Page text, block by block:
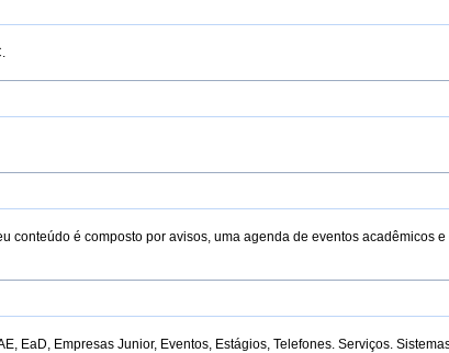
é composto por avisos, uma agenda de eventos acadêmicos
EaD, Empresas Junior, Eventos, Estágios, Telefones. Serviços.